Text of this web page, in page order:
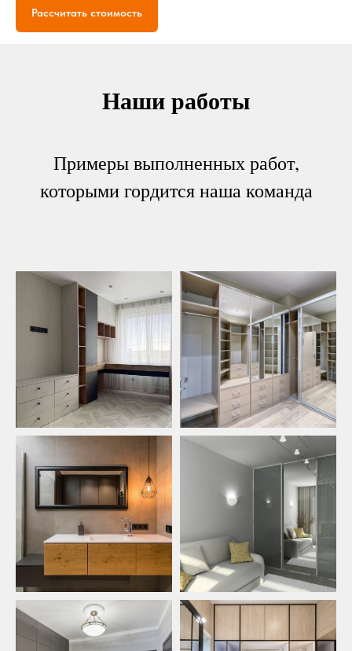
Рассчитать стоимость
Наши работы
Примеры выполненных работ,
которыми гордится наша команда